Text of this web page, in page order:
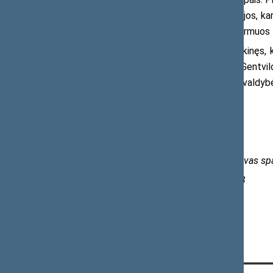
žemės tvarkymo ir naudojimo, geodezijos,
ribose. Žemės ūkio ministerija toliau
Konstitucinis Teismas yra
racionaliai tvarkomas“. Seimo nario S.
esančią valstybinę žemę perduoti
Seimo Liberalų sąjūdžio frakcijos atstovas
Tel. (8 5) 239 6357, mob. 8 612 66 533